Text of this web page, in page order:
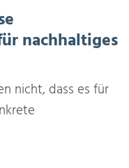
nachhaltiges
nicht, dass es für